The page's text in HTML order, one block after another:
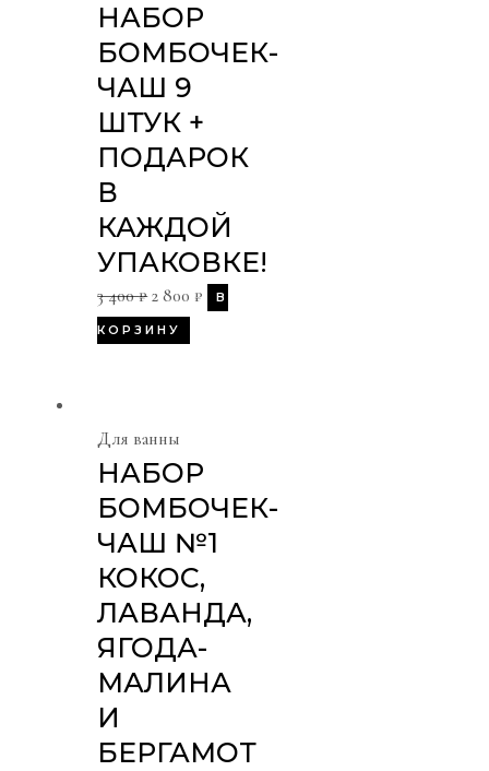
НАБОР
БОМБОЧЕК-
ЧАШ 9
ШТУК +
ПОДАРОК
В
КАЖДОЙ
УПАКОВКЕ!
3 400₽ 2 800 ₽ В
КОРЗИНУ
Для ванны
НАБОР
БОМБОЧЕК-
ЧАШ №1
КОКОС,
ЛАВАНДА,
ЯГОДА-
МАЛИНА
И
БЕРГАМОТ